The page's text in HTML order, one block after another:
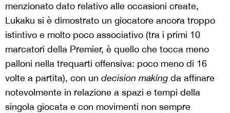
menzionato dato relativo alle occasioni create,
Lukaku si è dimostrato un giocatore ancora troppo
istintivo e molto poco associativo (tra i primi 10
marcatori della Premier, è quello che tocca meno
palloni nella trequarti offensiva: poco meno di 16
volte a partita), con un decision making da affinare
notevolmente in relazione a spazi e tempi della
singola giocata e con movimenti non sempre